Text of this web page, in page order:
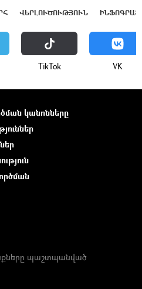
ՎԵՐԼՈՒԾՈՒԹՅՈՒՆ
ТikТоk VK
կանոնները
պաշտպանված